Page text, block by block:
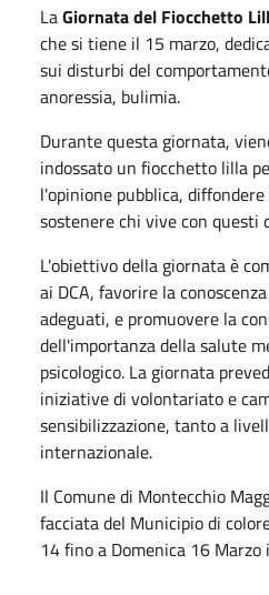
LaGiornata del Fiocchetto
che si tiene il 15 marzo,
sui disturbi del
anoressia, bulimia.
Durante questa giornata,
indossato un fiocchetto lilla
l'opinione pubblica,
sostenere chi vive con questi
L'obiettivo della giornata è
ai DCA, favorire la
adeguati, e promuovere la
dell'importanza della salute
psicologico. La giornata
iniziative di volontariato e
sensibilizzazione, tanto a
internazionale.
Il Comune di Montecchio
facciata del Municipio di
14 fino a Domenica 16 Marzo